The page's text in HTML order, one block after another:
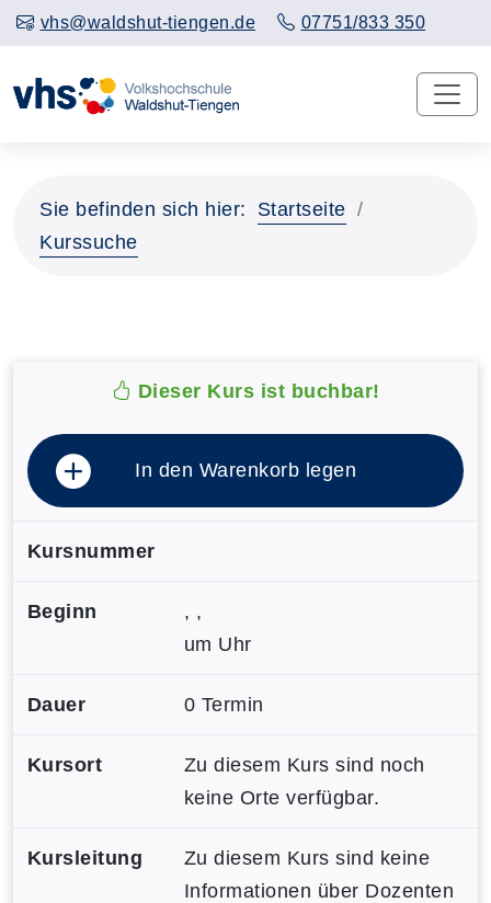
vhs@waldshut-tiengen.de 07751/833 350
Sie befinden sich hier:
Startseite
Kurssuche
Dieser Kurs ist buchbar!
In den Warenkorb legen
Kursnummer
Beginn
, ,
um Uhr
Dauer 0 Termin
Kursort
Zu diesem Kurs sind noch
keine Orte verfügbar.
Kursleitung
Zu diesem Kurs sind keine
Informationen über Dozenten